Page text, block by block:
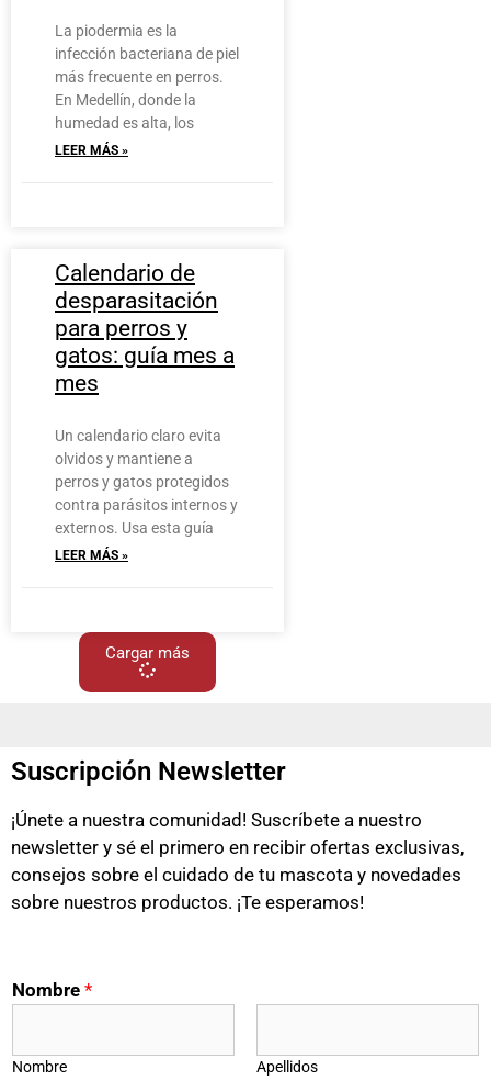
La piodermia es la
infección bacteriana de piel
más frecuente en perros.
En Medellín, donde la
humedad es alta, los
LEER MÁS »
Calendario de
desparasitación
para perros y
gatos: guía mes a
mes
Un calendario claro evita
olvidos y mantiene a
perros y gatos protegidos
contra parásitos internos y
externos. Usa esta guía
LEER MÁS »
Cargar más
Suscripción Newsletter
¡Únete a nuestra comunidad! Suscríbete a nuestro
newsletter y sé el primero en recibir ofertas exclusivas,
consejos sobre el cuidado de tu mascota y novedades
sobre nuestros productos. ¡Te esperamos!
Nombre *
Nombre Apellidos